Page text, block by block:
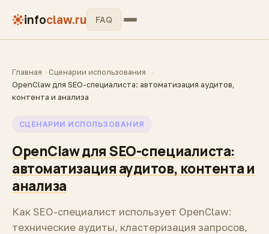
infoclaw.ru FAQ
Главная
Сценарии использования
OpenClaw для SEO-специалиста: автоматизация аудитов,
контента и анализа
СЦЕНАРИИ ИСПОЛЬЗОВАНИЯ
OpenClaw для SEO-специалиста:
автоматизация аудитов, контента и
анализа
Как SEO-специалист использует OpenClaw:
технические аудиты, кластеризация запросов,